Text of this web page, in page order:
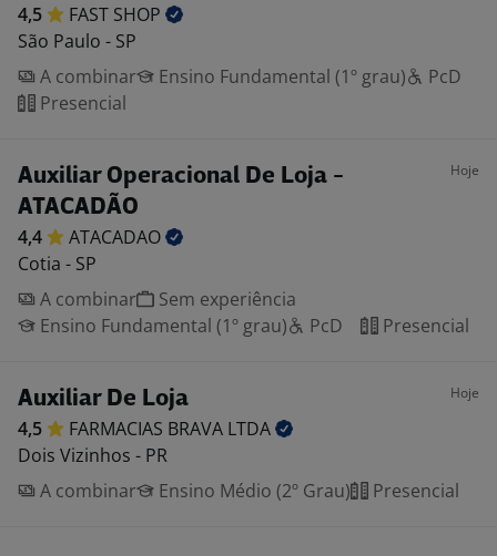
4,5 FAST SHOP
São Paulo - SP
A combinar
Ensino Fundamental (1º grau)
PcD
Presencial
Auxiliar Operacional De Loja -
ATACADÃO
Hoje
4,4
ATACADAO
Cotia - SP
A combinar
Sem experiência
Ensino Fundamental (1º grau)
PcD Presencial
Auxiliar De Loja Hoje
4,5 FARMACIAS BRAVA LTDA
Dois Vizinhos - PR
A combinar
Ensino Médio (2º Grau) Presencial